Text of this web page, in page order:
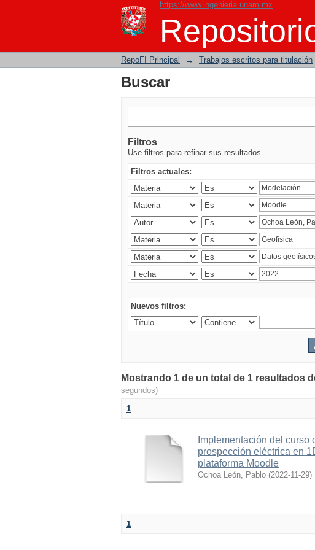
https://www.ingenieria.unam.mx
Buscar
RepoFI Principal → Trabajos escritos para titulación
Buscar
Filtros
Use filtros para refinar sus resultados.
Filtros actuales:
Nuevos filtros:
Mostrando 1 de un total de 1 resultados
segundos)
1
Implementación del
prospección eléctrica en
plataforma Moodle
Ochoa León, Pablo (2022-11-29)
1